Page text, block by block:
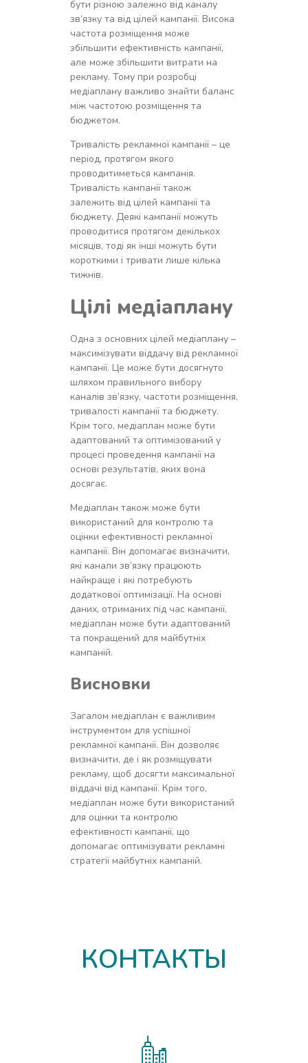
бути різною залежно від каналу
зв’язку та від цілей кампанії. Висока
частота розміщення може
збільшити ефективність кампанії,
але може збільшити витрати на
рекламу. Тому при розробці
медіаплану важливо знайти баланс
між частотою розміщення та
бюджетом.
Тривалість рекламної кампанії – це
період, протягом якого
проводитиметься кампанія.
Тривалість кампанії також
залежить від цілей кампанії та
бюджету. Деякі кампанії можуть
проводитися протягом декількох
місяців, тоді як інші можуть бути
короткими і тривати лише кілька
тижнів.
Цілі медіаплану
Одна з основних цілей медіаплану –
максимізувати віддачу від рекламної
кампанії. Це може бути досягнуто
шляхом правильного вибору
каналів зв’язку, частоти розміщення,
тривалості кампанії та бюджету.
Крім того, медіаплан може бути
адаптований та оптимізований у
процесі проведення кампанії на
основі результатів, яких вона
досягає.
Медіаплан також може бути
використаний для контролю та
оцінки ефективності рекламної
кампанії. Він допомагає визначити,
які канали зв’язку працюють
найкраще і які потребують
додаткової оптимізації. На основі
даних, отриманих під час кампанії,
медіаплан може бути адаптований
та покращений для майбутніх
кампаній.
Висновки
Загалом медіаплан є важливим
інструментом для успішної
рекламної кампанії. Він дозволяє
визначити, де і як розміщувати
рекламу, щоб досягти максимальної
віддачі від кампанії. Крім того,
медіаплан може бути використаний
для оцінки та контролю
ефективності кампанії, що
допомагає оптимізувати рекламні
стратегії майбутніх кампаній.
КОНТАКТЫ